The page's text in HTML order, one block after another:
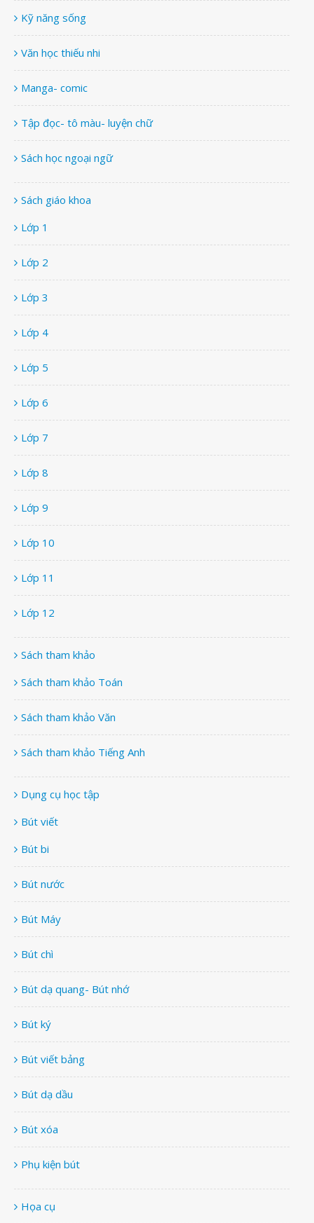
Kỹ năng sống
Văn học thiếu nhi
Manga- comic
Tập đọc- tô màu- luyện chữ
Sách học ngoại ngữ
Sách giáo khoa
Lớp 1
Lớp 2
Lớp 3
Lớp 4
Lớp 5
Lớp 6
Lớp 7
Lớp 8
Lớp 9
Lớp 10
Lớp 11
Lớp 12
Sách tham khảo
Sách tham khảo Toán
Sách tham khảo Văn
Sách tham khảo Tiếng Anh
Dụng cụ học tập
Bút viết
Bút bi
Bút nước
Bút Máy
Bút chì
Bút dạ quang- Bút nhớ
Bút ký
Bút viết bảng
Bút dạ dầu
Bút xóa
Phụ kiện bút
Họa cụ